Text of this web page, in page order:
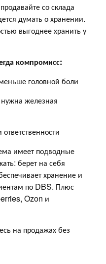
со склада
думать о хранении.
выгоднее хранить у
компромисс:
головной боли
железная
имеет подводные
берет на себя
хранение и
по DBS. Плюс
Ozon и
на продажах без